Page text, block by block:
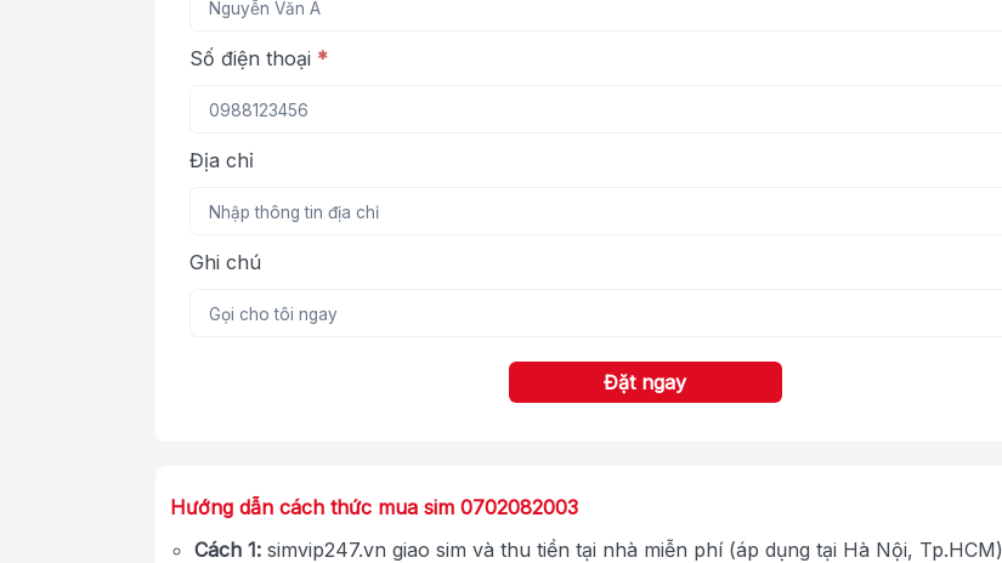
Số điện thoại *
Địa chỉ
Ghi chú
Đặt ngay
Hướng dẫn cách thức mua sim 0702082003
Cách 1: simvip247.vn giao sim và thu tiền tại nhà miễn phí (áp dụng tại Hà Nội, Tp.HCM)